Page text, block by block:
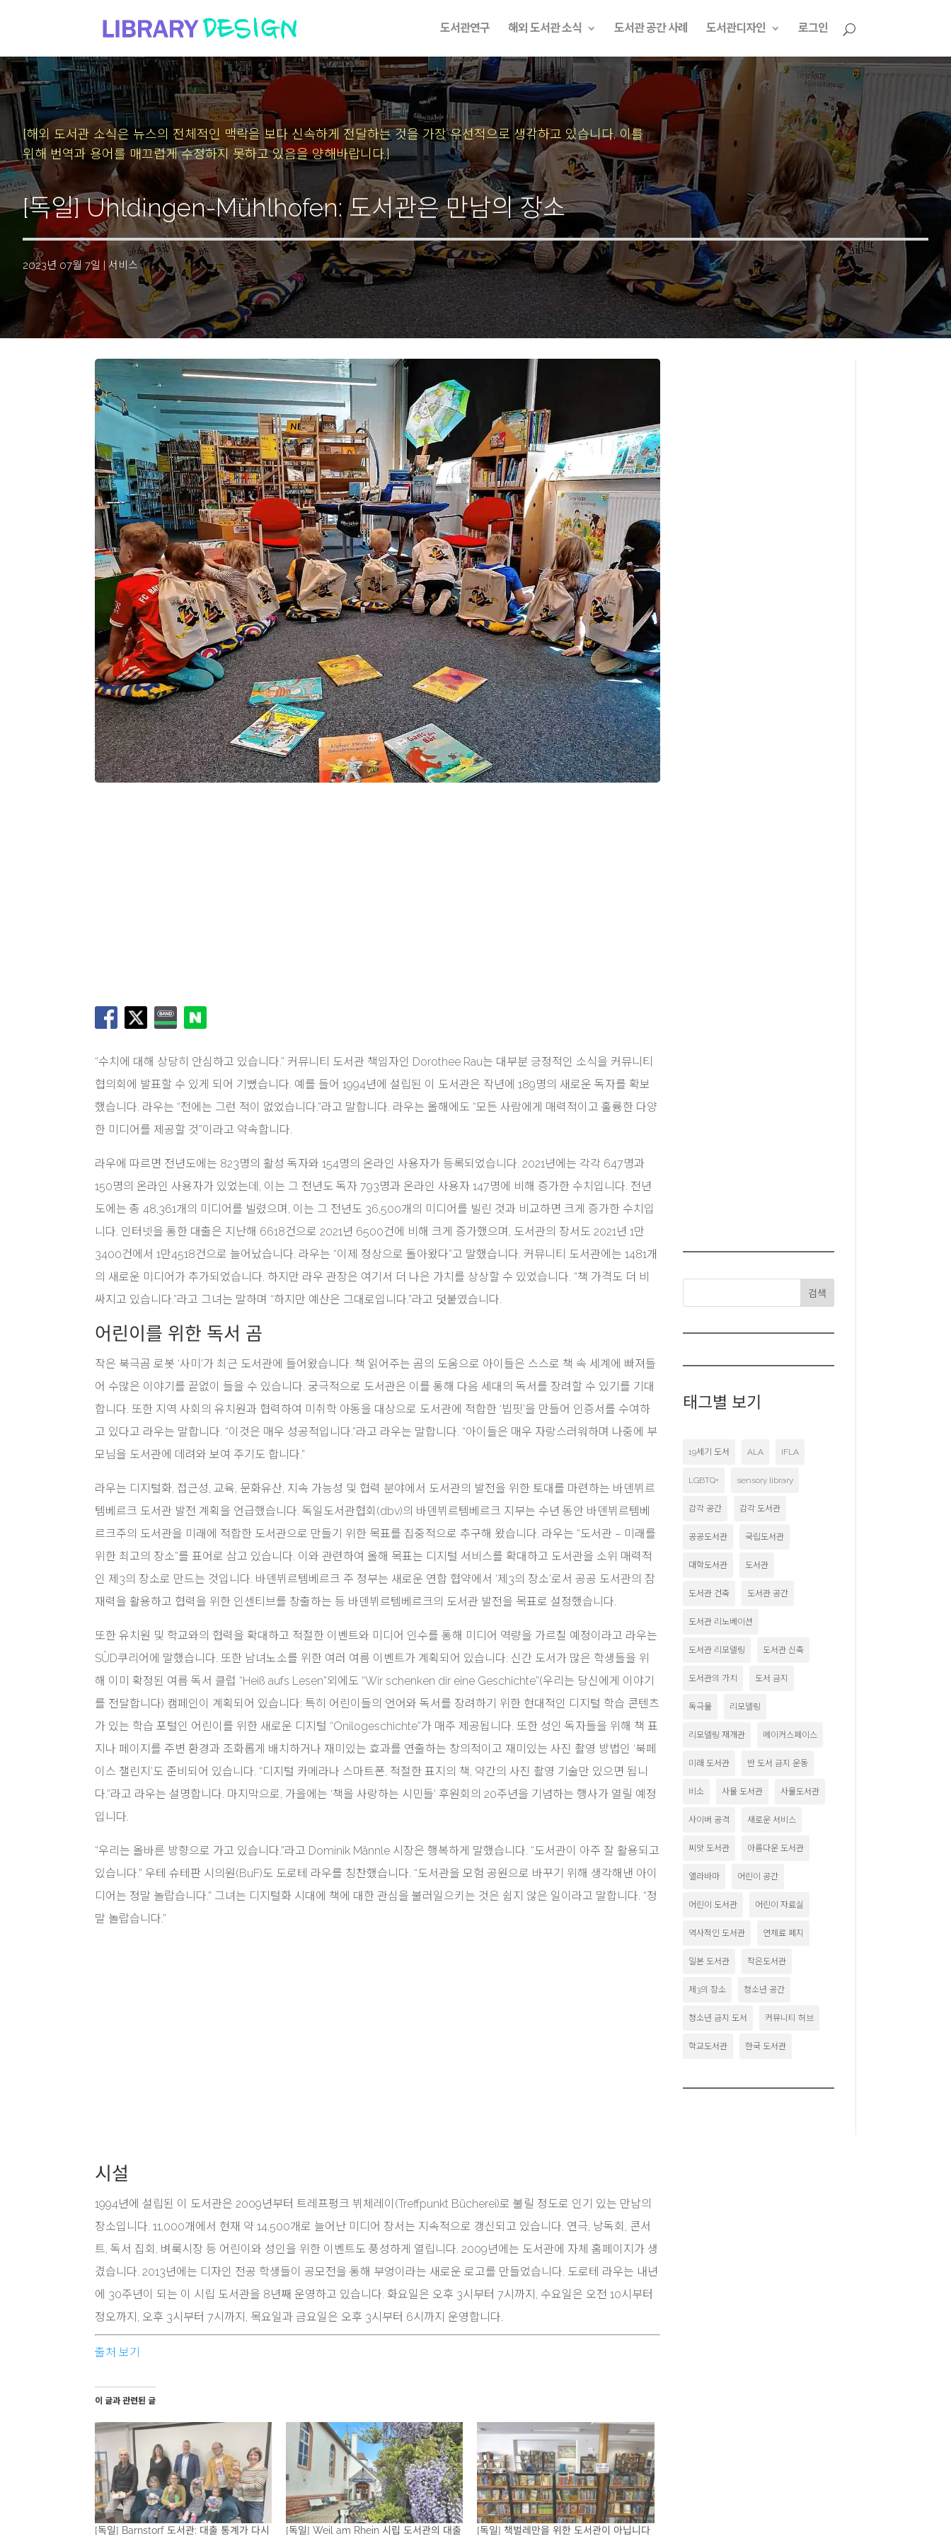
도서관연구 해외 도서관 소식 도서관 공간 사례 도서관디자인 로그인
[해외 도서관 소식은 뉴스의 전체적인 맥락을 보다 신속하게 전달하는 것을 가장 우선적으로 생각하고 있습니다.이를
위해 번역과 용어를 매끄럽게 수정하지 못하고 있음을 양해바랍니다.]
[독일] Uhldingen-Mühlhofen: 도서관은 만남의 장소
2023년 07월 7일 | 서비스
“수치에 대해 상당히 안심하고 있습니다.” 커뮤니티 도서관 책임자인 Dorothee Rau는 대부분 긍정적인 소식을 커뮤니티
협의회에 발표할 수 있게 되어 기뻤습니다. 예를 들어 1994년에 설립된 이 도서관은 작년에 189명의 새로운 독자를 확보
했습니다. 라우는 “전에는 그런 적이 없었습니다.”라고 말합니다. 라우는 올해에도 “모든 사람에게 매력적이고 훌륭한 다양
한 미디어를 제공할 것”이라고 약속합니다.
라우에 따르면 전년도에는 823명의 활성 독자와 154명의 온라인 사용자가 등록되었습니다. 2021년에는 각각 647명과
150명의 온라인 사용자가 있었는데, 이는 그 전년도 독자 793명과 온라인 사용자 147명에 비해 증가한 수치입니다. 전년
도에는 총 48,361개의 미디어를 빌렸으며, 이는 그 전년도 36,500개의 미디어를 빌린 것과 비교하면 크게 증가한 수치입
니다. 인터넷을 통한 대출은 지난해 6618건으로 2021년 6500건에 비해 크게 증가했으며, 도서관의 장서도 2021년 1만
3400건에서 1만4518건으로 늘어났습니다. 라우는 “이제 정상으로 돌아왔다”고 말했습니다. 커뮤니티 도서관에는 1481개
의 새로운 미디어가 추가되었습니다. 하지만 라우 관장은 여기서 더 나은 가치를 상상할 수 있었습니다. “책 가격도 더 비
싸지고 있습니다.”라고 그녀는 말하며 “하지만 예산은 그대로입니다.”라고 덧붙였습니다.
어린이를 위한 독서 곰
작은 북극곰 로봇 ‘사미’가 최근 도서관에 들어왔습니다. 책 읽어주는 곰의 도움으로 아이들은 스스로 책 속 세계에 빠져들
어 수많은 이야기를 끝없이 들을 수 있습니다. 궁극적으로 도서관은 이를 통해 다음 세대의 독서를 장려할 수 있기를 기대
합니다. 또한 지역 사회의 유치원과 협력하여 미취학 아동을 대상으로 도서관에 적합한 ‘빕핏’을 만들어 인증서를 수여하
고 있다고 라우는 말합니다. “이것은 매우 성공적입니다.”라고 라우는 말합니다. “아이들은 매우 자랑스러워하며 나중에 부
모님을 도서관에 데려와 보여 주기도 합니다.”
라우는 디지털화, 접근성, 교육, 문화유산, 지속 가능성 및 협력 분야에서 도서관의 발전을 위한 토대를 마련하는 바덴뷔르
템베르크 도서관 발전 계획을 언급했습니다. 독일도서관협회(dbv)의 바덴뷔르템베르크 지부는 수년 동안 바덴뷔르템베
르크주의 도서관을 미래에 적합한 도서관으로 만들기 위한 목표를 집중적으로 추구해 왔습니다. 라우는 “도서관 – 미래를
위한 최고의 장소”를 표어로 삼고 있습니다. 이와 관련하여 올해 목표는 디지털 서비스를 확대하고 도서관을 소위 매력적
인 제3의 장소로 만드는 것입니다. 바덴뷔르템베르크 주 정부는 새로운 연합 협약에서 ‘제3의 장소’로서 공공 도서관의 잠
재력을 활용하고 협력을 위한 인센티브를 창출하는 등 바덴뷔르템베르크의 도서관 발전을 목표로 설정했습니다.
또한 유치원 및 학교와의 협력을 확대하고 적절한 이벤트와 미디어 인수를 통해 미디어 역량을 가르칠 예정이라고 라우는
SÜD쿠리어에 말했습니다. 또한 남녀노소를 위한 여러 여름 이벤트가 계획되어 있습니다: 신간 도서가 많은 학생들을 위
해 이미 확정된 여름 독서 클럽 “Heiß aufs Lesen”외에도 “Wir schenken dir eine Geschichte”(우리는 당신에게 이야기
를 전달합니다) 캠페인이 계획되어 있습니다: 특히 어린이들의 언어와 독서를 장려하기 위한 현대적인 디지털 학습 콘텐츠
가 있는 학습 포털인 어린이를 위한 새로운 디지털 “Onilogeschichte”가 매주 제공됩니다. 또한 성인 독자들을 위해 책 표
지나 페이지를 주변 환경과 조화롭게 배치하거나 재미있는 효과를 연출하는 창의적이고 재미있는 사진 촬영 방법인 ‘북페
이스 챌린지’도 준비되어 있습니다. “디지털 카메라나 스마트폰, 적절한 표지의 책, 약간의 사진 촬영 기술만 있으면 됩니
다.”라고 라우는 설명합니다. 마지막으로, 가을에는 ‘책을 사랑하는 시민들’ 후원회의 20주년을 기념하는 행사가 열릴 예정
입니다.
“우리는 올바른 방향으로 가고 있습니다.”라고 Dominik Männle 시장은 행복하게 말했습니다. “도서관이 아주 잘 활용되고
있습니다.” 우테 슈테판 시의원(BuF)도 도로테 라우를 칭찬했습니다. “도서관을 모험 공원으로 바꾸기 위해 생각해낸 아이
디어는 정말 놀랍습니다.” 그녀는 디지털화 시대에 책에 대한 관심을 불러일으키는 것은 쉽지 않은 일이라고 말합니다. “정
말 놀랍습니다.”
시설
1994년에 설립된 이 도서관은 2009년부터 트레프펑크 뷔체레이(Treffpunkt Bücherei)로 불릴 정도로 인기 있는 만남의
장소입니다. 11,000개에서 현재 약 14,500개로 늘어난 미디어 장서는 지속적으로 갱신되고 있습니다. 연극, 낭독회, 콘서
트, 독서 집회, 벼룩시장 등 어린이와 성인을 위한 이벤트도 풍성하게 열립니다. 2009년에는 도서관에 자체 홈페이지가 생
겼습니다. 2013년에는 디자인 전공 학생들이 공모전을 통해 부엉이라는 새로운 로고를 만들었습니다. 도로테 라우는 내년
에 30주년이 되는 이 시립 도서관을 8년째 운영하고 있습니다. 화요일은 오후 3시부터 7시까지, 수요일은 오전 10시부터
정오까지, 오후 3시부터 7시까지, 목요일과 금요일은 오후 3시부터 6시까지 운영합니다.
출처 보기
이 글과 관련된 글
[독일] Barnstorf 도서관: 대출 통계가 다시 [독일] Weil am Rhein 시립 도서관의 대출 [독일] 책벌레만을 위한 도서관이 아닙니다
검색
태그별 보기
19세기 도서 ALA IFLA
LGBTQ+ sensory library
감각 공간 감각 도서관
공공도서관 국립도서관
대학도서관 도서관
도서관 건축 도서관 공간
도서관 리노베이션
도서관 리모델링 도서관 신축
도서관의 가치 도서 금지
독극물 리모델링
리모델링 재개관 메이커스페이스
미래 도서관 반 도서 금지 운동
비소 사물 도서관 사물도서관
사이버 공격 새로운 서비스
씨앗 도서관 아름다운 도서관
앨라바마 어린이 공간
어린이 도서관 어린이 자료실
역사적인 도서관 연체료 폐지
일본 도서관 작은도서관
제3의 장소 청소년 공간
청소년 금지 도서 커뮤니티 허브
학교도서관 한국 도서관